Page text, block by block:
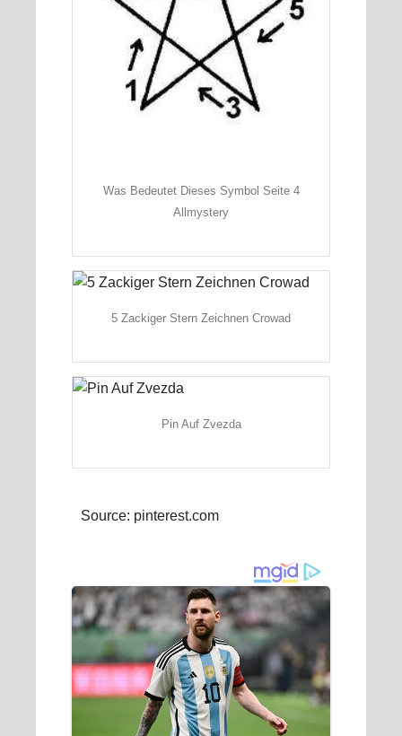
Was Bedeutet Dieses Symbol Seite 4
Allmystery
5 Zackiger Stern Zeichnen Crowad
Pin Auf Zvezda
Source: pinterest.com